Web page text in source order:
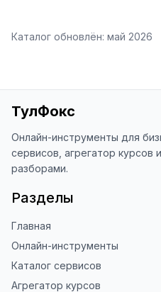
Каталог обновлён: май 2026
ТулФокс
Онлайн-инструменты для
сервисов, агрегатор курсов
разборами.
Разделы
Главная
Онлайн-инструменты
Каталог сервисов
Агрегатор курсов